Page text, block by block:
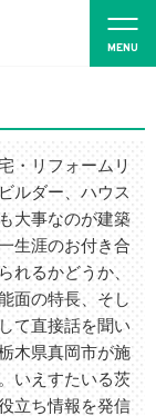
・リフォームリ
ルダー、ハウス
大事なのが建築
生涯のお付き合
れるかどうか、
面の特長、そし
て直接話を聞い
木県真岡市が施
いえすたいる茨
立ち情報を発信